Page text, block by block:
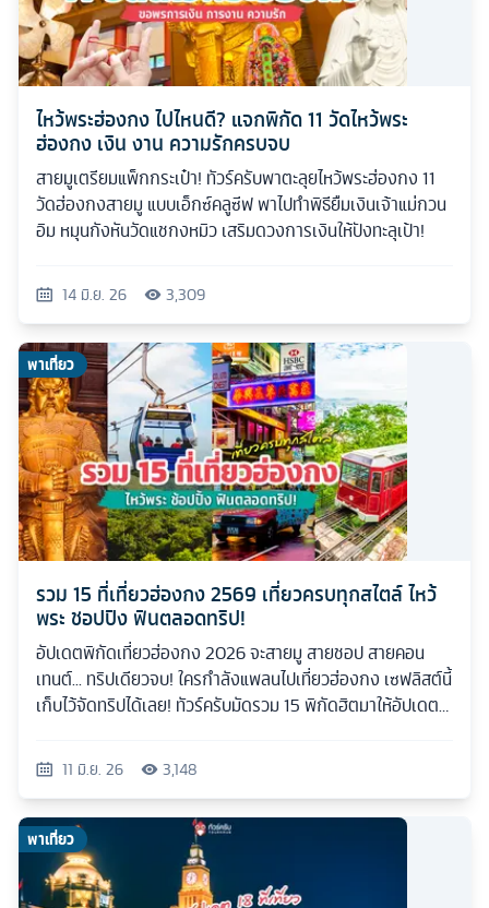
ไหว้พระฮ่องกง ไปไหนดี? แจกพิกัด 11 วัดไหว้พระ
ฮ่องกง เงิน งาน ความรักครบจบ
สายมูเตรียมแพ็กกระเป๋า! ทัวร์ครับพาตะลุยไหว้พระฮ่องกง 11
วัดฮ่องกงสายมู แบบเอ็กซ์คลูซีฟ พาไปทำพิธียืมเงินเจ้าแม่กวน
อิม หมุนกังหันวัดแชกงหมิว เสริมดวงการเงินให้ปังทะลุเป้า!
14 มิ.ย. 26 3,309
พาเที่ยว
รวม 15 ที่เที่ยวฮ่องกง 2569 เที่ยวครบทุกสไตล์ ไหว้
พระ ชอปปิง ฟินตลอดทริป!
อัปเดตพิกัดเที่ยวฮ่องกง 2026 จะสายมู สายชอป สายคอน
เทนต์... ทริปเดียวจบ! ใครกำลังแพลนไปเที่ยวฮ่องกง เซฟลิสต์นี้
เก็บไว้จัดทริปได้เลย! ทัวร์ครับมัดรวม 15 พิกัดฮิตมาให้อัปเดต
11 มิ.ย. 26 3,148
พาเที่ยว